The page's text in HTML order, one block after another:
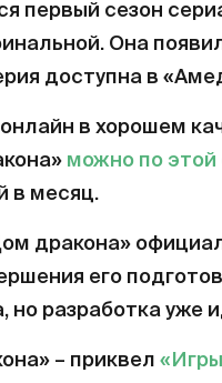
первый сезон
Она
доступна в
в хорошем
можно по этой
в месяц.
дракона»
его
но разработка уже
– приквел